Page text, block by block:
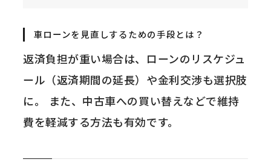
車ローンを見直しするための手段とは？
返済負担が重い場合は、ローンのリスケジュ
ール（返済期間の延長）や金利交渉も選択肢
に。 また、中古車への買い替えなどで維持
費を軽減する方法も有効です。